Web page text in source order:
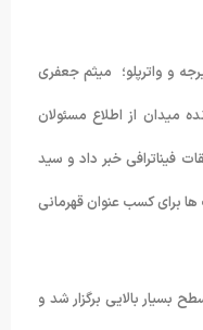
و واترپلو؛ میثم جعفری
میدان از اطلاع مسئولان
فیناترافی خبر داد و سید
برای کسب عنوان قهرمانی
بسیار بالایی برگزار شد و